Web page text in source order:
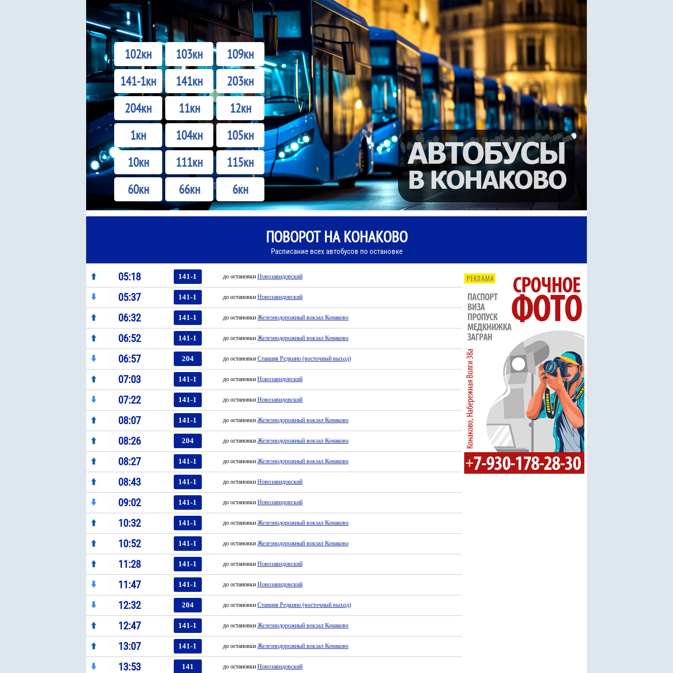
102кн 103кн
109кн
141-1кн
141кн
203кн
204кн
11кн
12кн
1кн
104кн
105кн
10кн
111кн
115кн
60кн
66кн 6кн
ПОВОРОТ НА КОНАКОВО
Расписание всех автобусов по остановке
05:18 141-1 до остановки Новозавидовский
05:37 141-1 до остановки Новозавидовский
06:32 141-1 до остановки Железнодорожный вокзал Конаково
06:52 141-1 до остановки Железнодорожный вокзал Конаково
06:57 204 до остановки Станция Редкино (восточный выход)
07:03 141-1 до остановки Новозавидовский
07:22 141-1 до остановки Новозавидовский
08:07 141-1 до остановки Железнодорожный вокзал Конаково
08:26 204 до остановки Железнодорожный вокзал Конаково
08:27 141-1 до остановки Железнодорожный вокзал Конаково
08:43 141-1 до остановки Новозавидовский
09:02 141-1 до остановки Новозавидовский
10:32 141-1 до остановки Железнодорожный вокзал Конаково
10:52 141-1 до остановки Железнодорожный вокзал Конаково
11:28 141-1 до остановки Новозавидовский
11:47 141-1 до остановки Новозавидовский
12:32 204 до остановки Станция Редкино (восточный выход)
12:47 141-1 до остановки Железнодорожный вокзал Конаково
13:07 141-1 до остановки Железнодорожный вокзал Конаково
13:53 141 до остановки Новозавидовский